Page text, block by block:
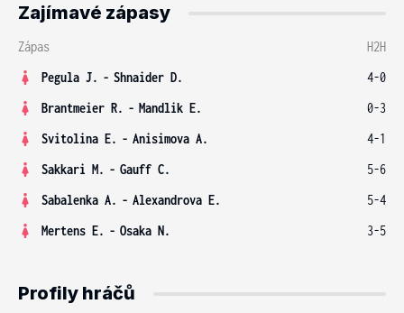
Zajímavé zápasy
Zápas
H2H
Pegula J. - Shnaider D.
4-0
Brantmeier R. - Mandlik E.
0-3
Svitolina E. - Anisimova A.
4-1
Sakkari M. - Gauff C.
5-6
Sabalenka A. - Alexandrova E.
5-4
Mertens E. - Osaka N. 3-5
Profily hráčů